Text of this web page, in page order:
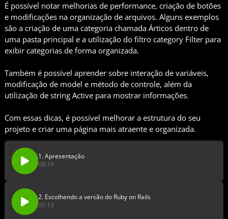
É possível notar melhorias de performance, criação de botões
e modificações na organização de arquivos. Alguns exemplos
são a criação de uma categoria chamada Árticos dentro de
uma pasta principal e a utilização do filtro category Filter para
exibir categorias de forma organizada.
Também é possível aprender sobre interação de variáveis,
modificação de model e método de controle, além da
utilização de string Active para mostrar informações.
Com essas dicas, é possível melhorar a estrutura do seu
projeto e criar uma página mais atraente e organizada.
1. Apresentação
08:19
2. Escolhendo a versão do Ruby on Rails
05:13